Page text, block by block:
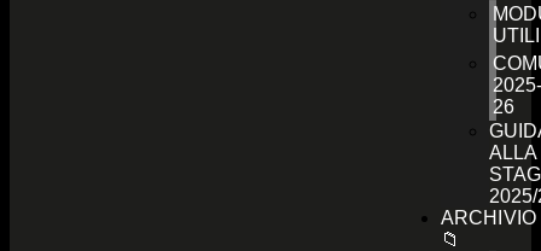
UTILI
2025-
26
ALLA
2025/
ARCHIVIO
📁